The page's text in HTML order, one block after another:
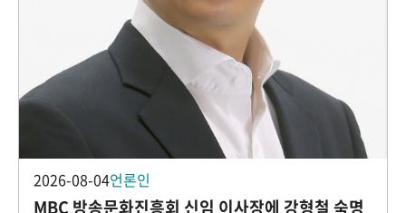
2026-08-04언론인
MBC 방송문화진흥회 신임 이사장에 강형철 숙명